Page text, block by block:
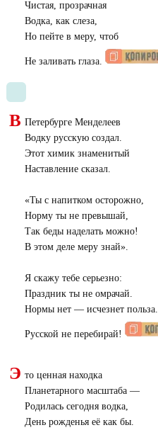
Чистая, прозрачная
Водка, как слеза,
Но пейте в меру, чтоб
Не заливать глаза.
В Петербурге Менделеев
Водку русскую создал.
Этот химик знаменитый
Наставление сказал.
«Ты с напитком осторожно,
Норму ты не превышай,
Так беды наделать можно!
В этом деле меру знай».
Я скажу тебе серьезно:
Праздник ты не омрачай.
Нормы нет — исчезнет польза.
Русской не перебирай!
Э то ценная находка
Планетарного масштаба —
Родилась сегодня водка,
День рожденья её как бы.